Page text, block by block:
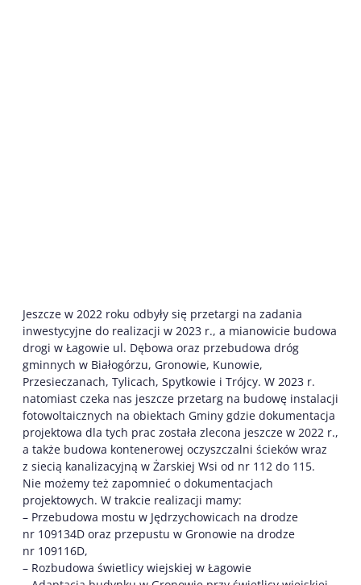
Jeszcze w 2022 roku odbyły się przetargi na zadania
inwestycyjne do realizacji w 2023 r., a mianowicie budowa
drogi w Łagowie ul. Dębowa oraz przebudowa dróg
gminnych w Białogórzu, Gronowie, Kunowie,
Przesieczanach, Tylicach, Spytkowie i Trójcy. W 2023 r.
natomiast czeka nas jeszcze przetarg na budowę instalacji
fotowoltaicznych na obiektach Gminy gdzie dokumentacja
projektowa dla tych prac została zlecona jeszcze w 2022 r.,
a także budowa kontenerowej oczyszczalni ścieków wraz
z siecią kanalizacyjną w Żarskiej Wsi od nr 112 do 115.
Nie możemy też zapomnieć o dokumentacjach
projektowych. W trakcie realizacji mamy:
– Przebudowa mostu w Jędrzychowicach na drodze
nr 109134D oraz przepustu w Gronowie na drodze
nr 109116D,
– Rozbudowa świetlicy wiejskiej w Łagowie